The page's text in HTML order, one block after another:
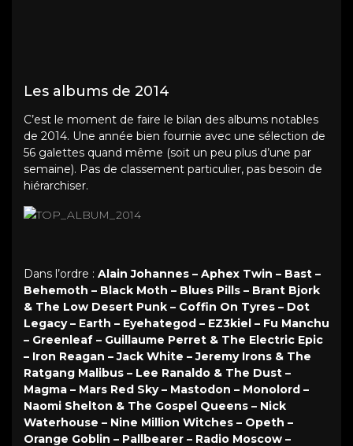
Les albums de 2014
C’est le moment de faire le bilan des albums notables
de 2014. Une année bien fournie avec une sélection de
56 galettes quand même (soit un peu plus d’une par
semaine). Pas de classement particulier, pas besoin de
hiérarchiser.
Dans l’ordre : Alain Johannes – Aphex Twin – Bast –
Behemoth – Black Moth – Blues Pills – Brant Bjork
& The Low Desert Punk – Coffin On Tyres – Dot
Legacy – Earth – Eyehategod – EZ3kiel – Fu Manchu
– Greenleaf – Guillaume Perret & The Electric Epic
– Iron Reagan – Jack White – Jeremy Irons & The
Ratgang Malibus – Lee Ranaldo & The Dust –
Magma – Mars Red Sky – Mastodon – Monolord –
Naomi Shelton & The Gospel Queens – Nick
Waterhouse – Nine Million Witches – Opeth –
Orange Goblin – Pallbearer – Radio Moscow –